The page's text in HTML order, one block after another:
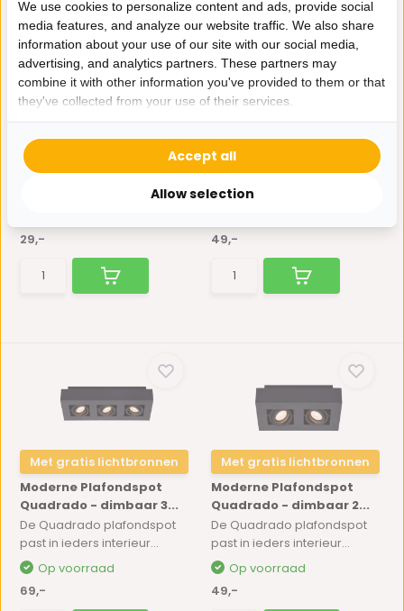
Met gratis lichtbron
Moderne Plafondspot
Quadrado - dimbaar 1...
De Quadrado plafondspot
past in ieders interieur...
29,-
Met gratis lichtbronnen
Moderne Plafondspot
Quadrado - dimbaar 2...
De Quadrado plafondspot
past in ieders interieur...
49,-
Met gratis lichtbronnen
Moderne Plafondspot
Quadrado - dimbaar 3...
De Quadrado plafondspot
past in ieders interieur...
Op voorraad
69,-
Met gratis lichtbronnen
Moderne Plafondspot
Quadrado - dimbaar 2...
De Quadrado plafondspot
past in ieders interieur...
Op voorraad
49,-
We use cookies to personalize content and ads, provide social
media features, and analyze our website traffic. We also share
information about your use of our site with our social media,
advertising, and analytics partners. These partners may
combine it with other information you've provided to them or that
they've collected from your use of their services.
Allow selection
Accept all